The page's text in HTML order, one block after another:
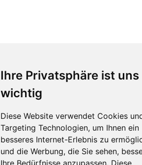
Ihre Privatsphäre ist uns
wichtig
Diese Website verwendet Cookies
Targeting Technologien, um Ihnen ein
besseres Internet-Erlebnis zu
und die Werbung, die Sie sehen,
Ihre Bedürfnisse anzupassen. Diese